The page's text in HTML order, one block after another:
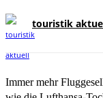
touristik
Immer mehr